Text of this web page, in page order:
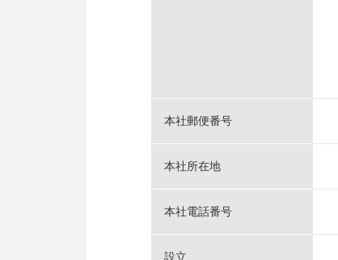
本社郵便番号
本社所在地
本社電話番号
設立